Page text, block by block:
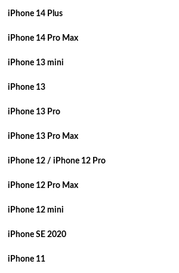
iPhone 14 Plus
iPhone 14 Pro Max
iPhone 13 mini
iPhone 13
iPhone 13 Pro
iPhone 13 Pro Max
iPhone 12 / iPhone 12 Pro
iPhone 12 Pro Max
iPhone 12 mini
iPhone SE 2020
iPhone 11